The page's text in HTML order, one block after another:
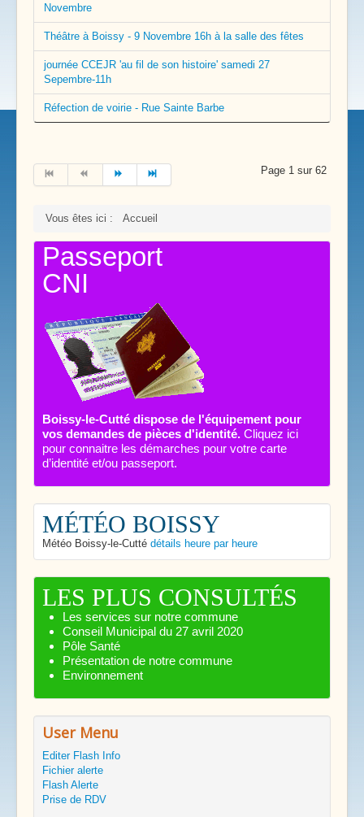
Novembre
Théâtre à Boissy - 9 Novembre 16h à la salle des fêtes
journée CCEJR 'au fil de son histoire' samedi 27
Sepembre-11h
Réfection de voirie - Rue Sainte Barbe
Page 1 sur 62
Vous êtes ici : Accueil
Passeport
CNI
Boissy-le-Cutté dispose de l'équipement pour
vos demandes de pièces d'identité. Cliquez ici
pour connaitre les démarches pour votre carte
d’identité et/ou passeport.
MÉTÉO BOISSY
Météo Boissy-le-Cutté détails heure par heure
LES PLUS CONSULTÉS
Les services sur notre commune
Conseil Municipal du 27 avril 2020
Pôle Santé
Présentation de notre commune
Environnement
User Menu
Editer Flash Info
Fichier alerte
Flash Alerte
Prise de RDV